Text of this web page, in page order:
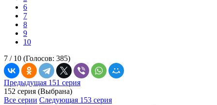
6
7
8
9
10
7 / 10 (Голосов: 385)
Предыдущая 151 серия
152 серия (Выбрана)
Все серии Следующая 153 серия